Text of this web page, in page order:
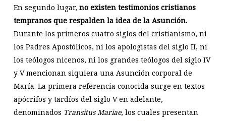
En segundo lugar, no existen testimonios cristianos
tempranos que respalden la idea de la Asunción.
Durante los primeros cuatro siglos del cristianismo, ni
los Padres Apostólicos, ni los apologistas del siglo II, ni
los teólogos nicenos, ni los grandes teólogos del siglo IV
y V mencionan siquiera una Asunción corporal de
María. La primera referencia conocida surge en textos
apócrifos y tardíos del siglo V en adelante,
denominados Transitus Mariae, los cuales presentan